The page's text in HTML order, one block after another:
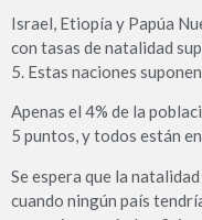
Israel, Etiopía y Papúa
con tasas de natalidad
5. Estas naciones
Apenas el 4% de la
5 puntos, y todos están
Se espera que la
cuando ningún país